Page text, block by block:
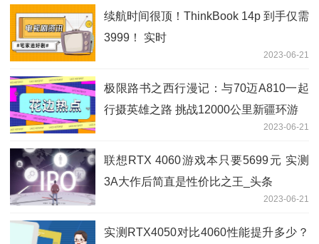
续航时间很顶！ThinkBook 14p 到手仅需
3999！ 实时
2023-06-21
极限路书之西行漫记：与70迈A810一起
行摄英雄之路 挑战12000公里新疆环游
2023-06-21
联想RTX 4060游戏本只要5699元 实测
3A大作后简直是性价比之王_头条
2023-06-21
实测RTX4050对比4060性能提升多少？